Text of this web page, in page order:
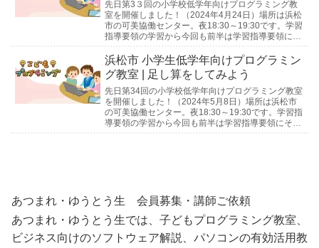
先日第3３回の小学校低学年向けプログラミング教
室を開催しました！（2024年4月24日）場所は浜松
市の可美協働センター。夜18:30～19:30です。学習
指導要領の学習から今回も前半は学習指導要領にそ
浜松市 小学生低学年向けプログラミン
グ教室 | 足し算をしてみよう
先日第34回の小学校低学年向けプログラミング教室
を開催しました！（2024年5月8日）場所は浜松市
の可美協働センター。夜18:30～19:30です。学習指
導要領の学習から今回も前半は学習指導要領にそっ
あつまれ・ゆうとう生 会員募集・講師ご依頼
あつまれ・ゆうとう生では、子どもプログラミング教室、
ビジネス向けのソフトウェア解説、パソコンの有効活用教